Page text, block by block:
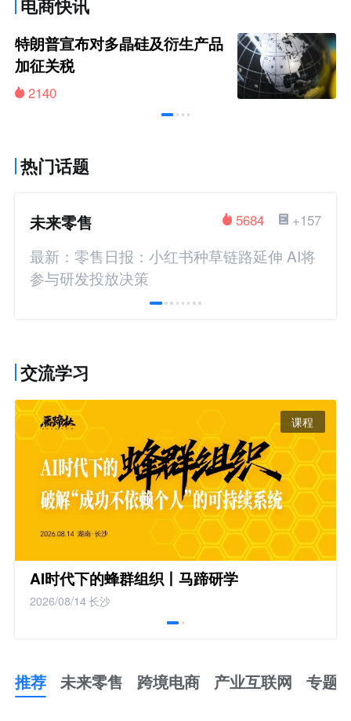
电商快讯
特朗普宣布对多晶硅及衍生产品
加征关税
2140
热门话题
未来零售 +157
5684
最新：零售日报：小红书种草链路延伸 AI将
参与研发投放决策
交流学习
课程
AI时代下的蜂群组织丨马蹄研学
2026/08/14长沙
推荐 未来零售 跨境电商 产业互联网 专题